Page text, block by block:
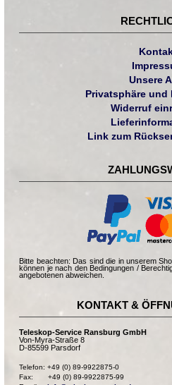
Unsere
Privatsphäre und
Widerruf
Link zum
Bitte beachten: Das sind die in unserem
können je nach den Bedingungen /
angebotenen abweichen.
KONTAKT &
Teleskop-Service Ransburg GmbH
Von-Myra-Straße 8
D-85599 Parsdorf
Telefon: +49 (0) 89-9922875-0
Fax:       +49 (0) 89-9922875-99